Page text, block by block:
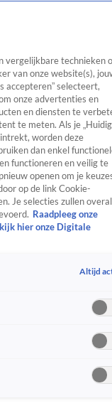
TV Algemeen
Tip
CrimeVideo's
van
en
moet
Asiel en Migratie.
vergelijkbare technieken
van onze website(s),
accepteren” selecteert,
onze advertenties en
en diensten te
te meten. Als je
worden deze
dan enkel
functioneren en veilig te
openen om je
op de link Cookie-
Je selecties zullen overal
Raadpleeg onze
hier onze Digitale
Altijd